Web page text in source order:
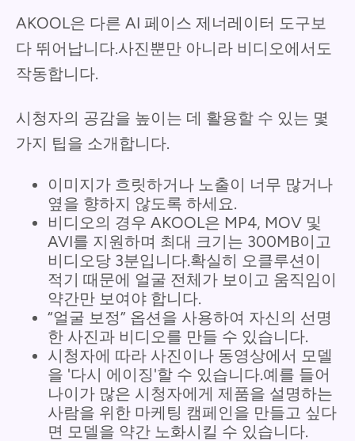
AKOOL은 다른 AI 페이스 제너레이터 도구보
다 뛰어납니다.사진뿐만 아니라 비디오에서도
작동합니다.
시청자의 공감을 높이는 데 활용할 수 있는 몇
가지 팁을 소개합니다.
이미지가 흐릿하거나 노출이 너무 많거나
옆을 향하지 않도록 하세요.
비디오의 경우 AKOOL은 MP4, MOV 및
AVI를 지원하며 최대 크기는 300MB이고
비디오당 3분입니다.확실히 오클루션이
적기 때문에 얼굴 전체가 보이고 움직임이
약간만 보여야 합니다.
“얼굴 보정” 옵션을 사용하여 자신의 선명
한 사진과 비디오를 만들 수 있습니다.
시청자에 따라 사진이나 동영상에서 모델
을 '다시 에이징'할 수 있습니다.예를 들어
나이가 많은 시청자에게 제품을 설명하는
사람을 위한 마케팅 캠페인을 만들고 싶다
면 모델을 약간 노화시킬 수 있습니다.